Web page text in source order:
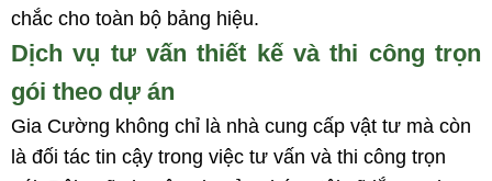
chắc cho toàn bộ bảng hiệu.
Dịch vụ tư vấn thiết kế và thi công trọn
gói theo dự án
Gia Cường không chỉ là nhà cung cấp vật tư mà còn
là đối tác tin cậy trong việc tư vấn và thi công trọn